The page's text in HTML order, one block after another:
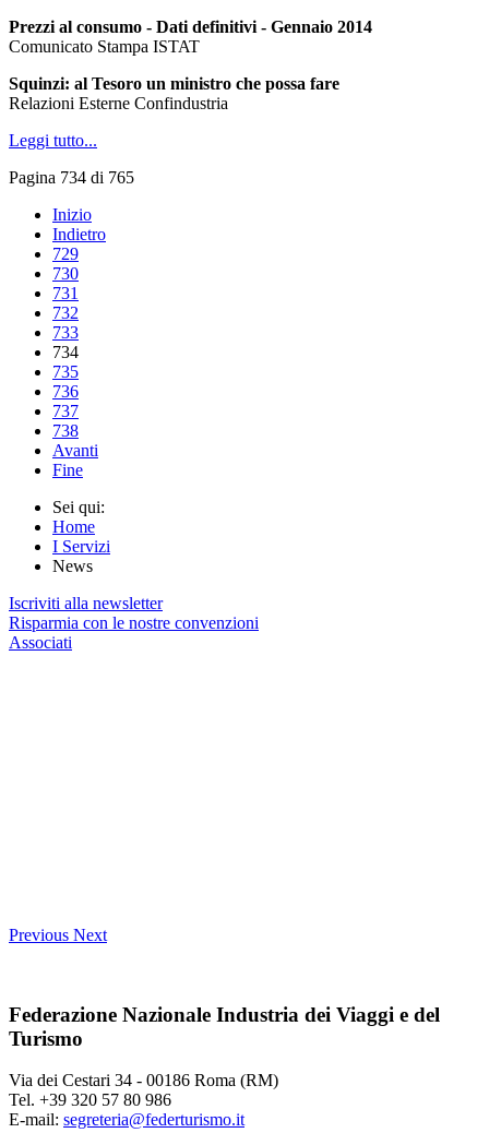
Prezzi al consumo - Dati definitivi - Gennaio 2014
Comunicato Stampa ISTAT
Squinzi: al Tesoro un ministro che possa fare
Relazioni Esterne Confindustria
Leggi tutto...
Pagina 734 di 765
Inizio
Indietro
729
730
731
732
733
734
735
736
737
738
Avanti
Fine
Sei qui:
Home
I Servizi
News
Iscriviti alla newsletter
Risparmia con le nostre convenzioni
Associati
Previous Next
Federazione Nazionale Industria dei Viaggi e del
Turismo
Via dei Cestari 34 - 00186 Roma (RM)
Tel. +39 320 57 80 986
E-mail: segreteria@federturismo.it